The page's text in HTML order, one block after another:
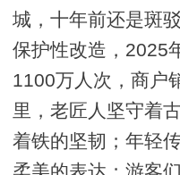
城，十年前还是斑
保护性改造，2025
1100万人次，商户
里，老匠人坚守着
着铁的坚韧；年轻
柔美的表达；游客